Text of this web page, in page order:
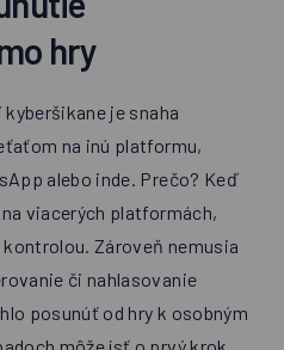
hry
je snaha
na inú platformu,
alebo inde. Prečo? Keď
viacerých platformách,
Zároveň nemusia
či nahlasovanie
posunúť od hry k osobným
môže ísť o prvý krok